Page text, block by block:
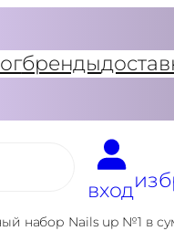
бренды
вход
набор Nails up №1 в